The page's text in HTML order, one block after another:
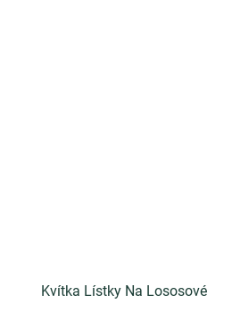
Kvítka Lístky Na Lososové